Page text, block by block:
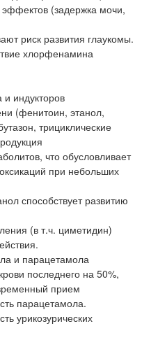
(задержка мочи,
риск развития глаукомы.
хлорфенамина
индукторов
(фенитоин, этанол,
трициклические
что обусловливает
при небольших
способствует развитию
(в т.ч. циметидин)
и парацетамола
последнего на 50%,
прием
парацетамола.
урикозурических